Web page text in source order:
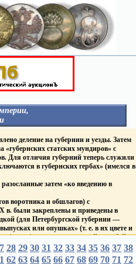
НЕГОСУДАРСТВЕННЫЕ
ОРГАНИЗАЦИИ
ГУБЕРНИИ И ГОРОДА
Россия
Курская Губерния
ВЕД. БЛАГОТВ. УЧРЕЖД.
ЛИВРЕЙНЫЕ С
ДВОРЯНСКИМИ
ГЕРБАМИ
Россия
Царство Польское
С брачными гербами
короны
деление на губернии и уезды. Затем
«губернских статских мундиров» с
Для отличия губерний теперь служили
в губернских гербах» (имелся в
затем «ко введению в
воротника и обшлагов) с
в. были закреплены и приведены в
(для Петербургской губернии —
или опушках» (т. е. в их цвете и
(групп) мундиров: красный, голубой,
«по цветам, каждой губернии
28 29 30 31 32 33 34 35 36 37 38
62 63 64 65 66 67 68 69 70 71 72